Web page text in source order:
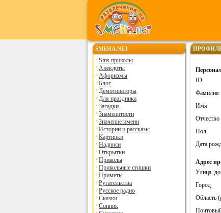
SMEHA.NET
Sms приколы
Анекдоты
Афоризмы
Блог
Демотиваторы
Для праздника
Загадки
Знаменитости
Значение имени
Истории и рассказы
Картинки
Надписи
Открытки
Приколы
Прикольные стишки
Приметы
Ругательства
Русское радио
Сказки
Сонник
ID
Фамилия
Имя
Отчество
Пол
Дата
Адрес
Улица,
Город
Область